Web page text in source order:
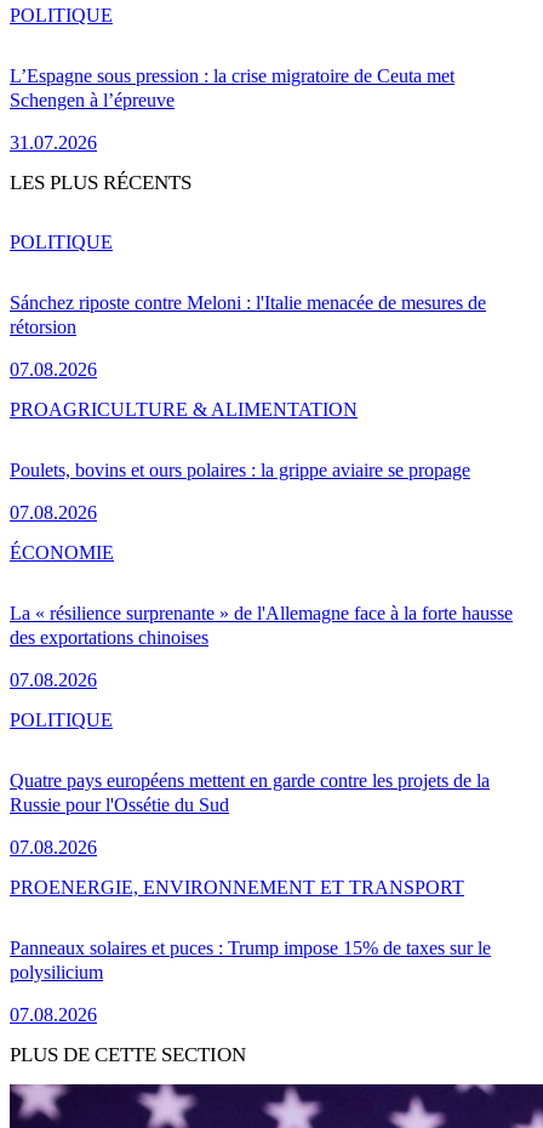
L’Espagne sous pression : la crise migratoire de Ceuta met
Schengen à l’épreuve
31.07.2026
POLITIQUE
LES PLUS RÉCENTS
Sánchez riposte contre Meloni : l'Italie menacée de mesures de
rétorsion
07.08.2026
POLITIQUE
Poulets, bovins et ours polaires : la grippe aviaire se propage
07.08.2026
PROAGRICULTURE & ALIMENTATION
La « résilience surprenante » de l'Allemagne face à la forte hausse
des exportations chinoises
07.08.2026
ÉCONOMIE
Quatre pays européens mettent en garde contre les projets de la
Russie pour l'Ossétie du Sud
07.08.2026
POLITIQUE
Panneaux solaires et puces : Trump impose 15% de taxes sur le
polysilicium
07.08.2026
PROENERGIE, ENVIRONNEMENT ET TRANSPORT
PLUS DE CETTE SECTION